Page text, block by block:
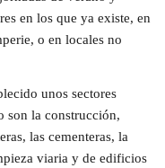
en los que ya existe, en
o en locales no
unos sectores
son la construcción,
las cementeras, la
viaria y de edificios